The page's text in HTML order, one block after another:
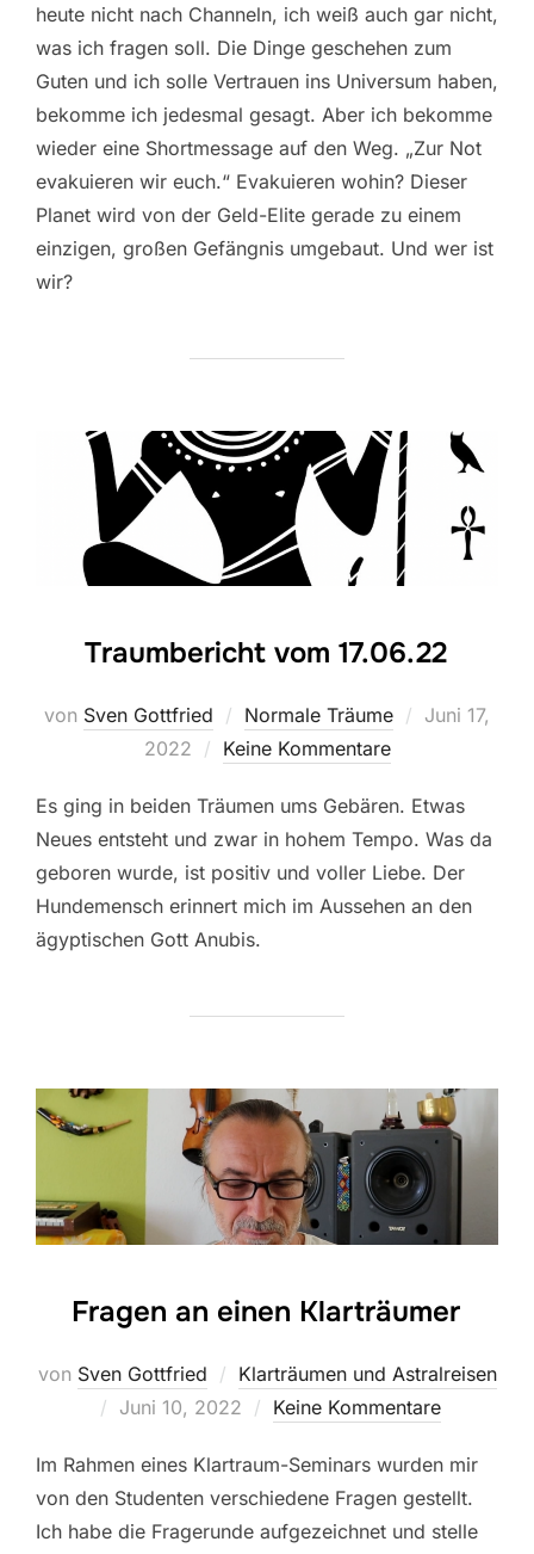
heute nicht nach Channeln, ich weiß auch gar nicht,
was ich fragen soll. Die Dinge geschehen zum
Guten und ich solle Vertrauen ins Universum haben,
bekomme ich jedesmal gesagt. Aber ich bekomme
wieder eine Shortmessage auf den Weg. „Zur Not
evakuieren wir euch.“ Evakuieren wohin? Dieser
Planet wird von der Geld-Elite gerade zu einem
einzigen, großen Gefängnis umgebaut. Und wer ist
wir?
Traumbericht vom 17.06.22
von Sven Gottfried Normale Träume
Juni 17,
2022
Keine Kommentare
Es ging in beiden Träumen ums Gebären. Etwas
Neues entsteht und zwar in hohem Tempo. Was da
geboren wurde, ist positiv und voller Liebe. Der
Hundemensch erinnert mich im Aussehen an den
ägyptischen Gott Anubis.
Fragen an einen Klarträumer
von Sven Gottfried
Klarträumen und Astralreisen
Veröffentlicht
Juni 10, 2022 Keine Kommentare
Im Rahmen eines Klartraum-Seminars wurden mir
von den Studenten verschiedene Fragen gestellt.
Ich habe die Fragerunde aufgezeichnet und stelle